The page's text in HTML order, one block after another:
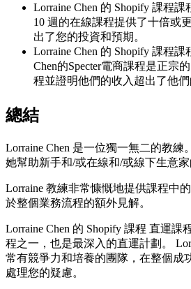
Lorraine Chen 的 Shopify 課程課
10 週的在線課程提供了十倍或
出了您的投資和預期。
Lorraine Chen 的 Shopify 課程課
Chen的Specter電商課程是正宗
程並證明他們的收入超出了他們
總結
Lorraine Chen 是一位獨一無二的教練
她幫助新手和/或在線和/或線下生意家
Lorraine 教練非常慷慨地提供課程中
於整個業務流程的額外見解。
Lorraine Chen 的 Shopify 課程 直運課
程之一，也是最深入的直運計劃。
常有競爭力和培養的團隊，在整個成
處理您的疑慮。